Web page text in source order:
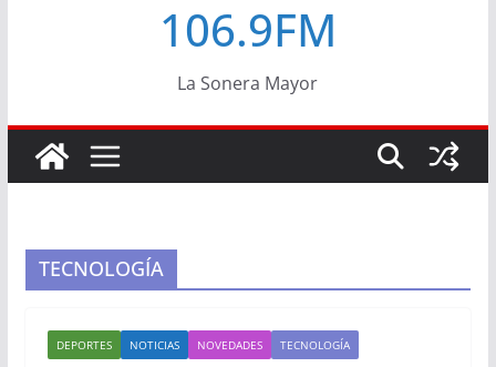
106.9FM
La Sonera Mayor
TECNOLOGÍA
DEPORTES NOTICIAS NOVEDADES TECNOLOGÍA